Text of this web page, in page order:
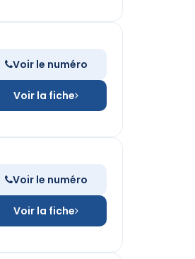
Voir le numéro
Voir la fiche
Voir le numéro
Voir la fiche